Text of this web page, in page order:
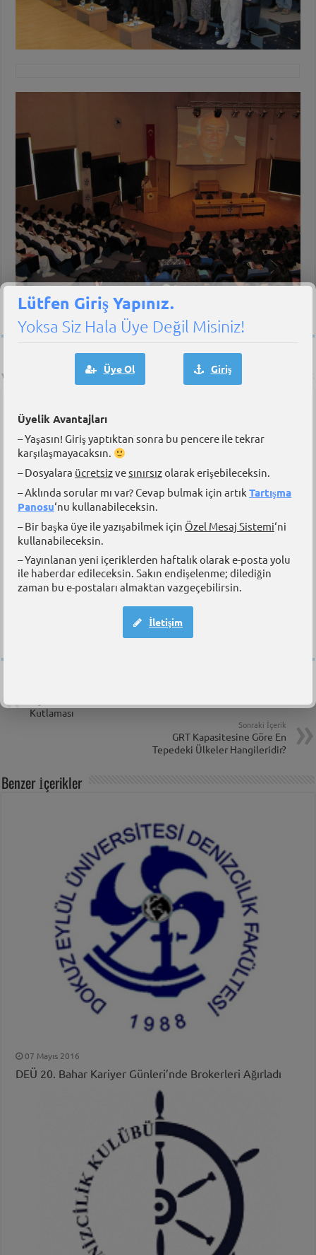
YAZAR: Dr. Aybars Oruç
kurucusudur. Şu anda Tallinn Teknoloji
Üniversitesi'ndeki Denizcilik Siber Güvenlik
Merkezi'nde doktor araştırmacı olarak
çalışmaktadır. Doktora (PhD) derecesini Norveç
Bilim ve Teknoloji Üniversitesi'nden (NTNU)
almıştır. Çeşitli tip ve tonajlardaki gemielrde çalıştıktan sonra karaya
geçmiş ve enspektör olarak çalışmıştır. Teknik ve operasyonel
yönlerin yanı sıra insan faktörlerini de içeren geniş bir yelpazede
Uluslararası Denizcilik Örgütü (IMO) tarafından bir ay süreyle
araştırmalarını yürütmek üzere kabul edilmiştir. Dr. Aybars Oruc, özel
ve askeri kurumlar dahil olmak üzere klas kuruluşlarına, sigorta
şirketlerine, Ar-Ge firmalarına, sahil güvenlik ve donanma
kuvvetlerine denizcilik siber güvenliği konusunda birçok seminer
vermiştir. 2022 yılında NATO’nun siber güvenlik konferansı (CyCon)
Kutlaması
Sonraki İçerik
GRT Kapasitesine Göre En
Tepedeki Ülkeler Hangileridir?
Benzer İçerikler
07 Mayıs 2016
DEÜ 20. Bahar Kariyer Günleri’nde Brokerleri Ağırladı
Lütfen Giriş Yapınız.
Yoksa Siz Hala Üye Değil Misiniz!
Üye Ol Giriş
Üyelik Avantajları
– Yaşasın! Giriş yaptıktan sonra bu pencere ile tekrar
karşılaşmayacaksın.
– Dosyalara ücretsizvesınırsızolarak erişebileceksin.
– Aklında sorular mı var? Cevap bulmak için artık Tartışma
Panosu‘nu kullanabileceksin.
– Bir başka üye ile yazışabilmek için Özel Mesaj Sistemi‘ni
kullanabileceksin.
– Yayınlanan yeni içeriklerden haftalık olarak e-posta yolu
ile haberdar edileceksin. Sakın endişelenme; dilediğin
zaman bu e-postaları almaktan vazgeçebilirsin.
İletişim